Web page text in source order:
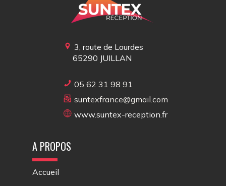
3, route de Lourdes
65290 JUILLAN
05 62 31 98 91
suntexfrance@gmail.com
www.suntex-reception.fr
A PROPOS
Accueil